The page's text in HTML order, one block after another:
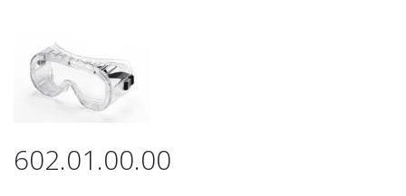
602.01.00.00